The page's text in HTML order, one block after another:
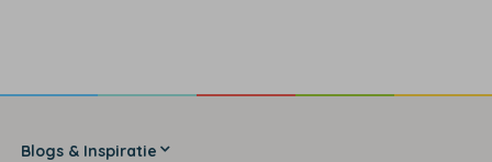
Blogs & Inspiratie